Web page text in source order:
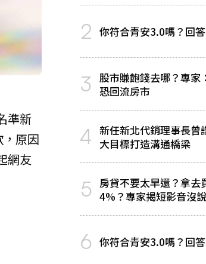
準新
原因
網友
2 你符合青安3.0嗎？回
3 股市賺飽錢去哪？專家
恐回流房市
4 新任新北代銷理事長曾
大目標打造溝通橋梁
5 房貸不要太早還？拿去
4%？專家揭短影音沒
6 你符合青安3.0嗎？回